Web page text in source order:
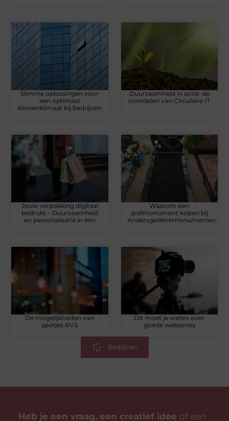
Slimme oplossingen voor
een optimaal
binnenklimaat bij bedrijven
Duurzaamheid in actie: de
voordelen van Circulaire IT
Jouw verpakking digitaal
bedrukt – Duurzaamheid
en personalisatie in één
Waarom een
grafmonument kopen bij
Andersgedenkmonumenten.nl?
De mogelijkheden van
spotjes RVS
Dit moet je weten over
goede webseries
Bedrijven
Heb je een vraag, een creatief idee of een